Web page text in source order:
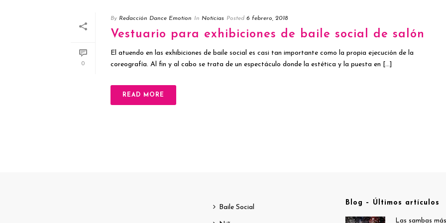
0
By Redacción Dance Emotion In Noticias Posted 6 febrero, 2018
Vestuario para exhibiciones de baile social de salón
El atuendo en las exhibiciones de baile social es casi tan importante como la propia ejecución de la
coreografía. Al fin y al cabo se trata de un espectáculo donde la estética y la puesta en [...]
READ MORE
Baile Social
Blog – Últimos artículos
Las sambas más